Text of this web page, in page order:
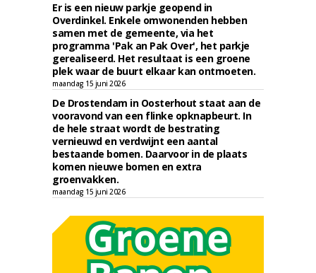
Er is een nieuw parkje geopend in
Overdinkel. Enkele omwonenden hebben
samen met de gemeente, via het
programma 'Pak an Pak Over', het parkje
gerealiseerd. Het resultaat is een groene
plek waar de buurt elkaar kan ontmoeten.
maandag 15 juni 2026
De Drostendam in Oosterhout staat aan de
vooravond van een flinke opknapbeurt. In
de hele straat wordt de bestrating
vernieuwd en verdwijnt een aantal
bestaande bomen. Daarvoor in de plaats
komen nieuwe bomen en extra
groenvakken.
maandag 15 juni 2026